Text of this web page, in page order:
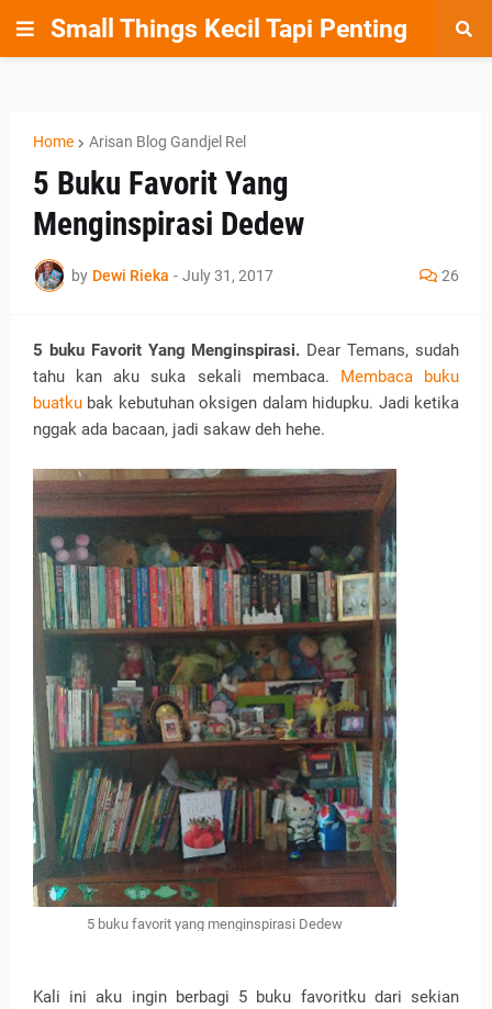
Small Things Kecil Tapi Penting
Home Arisan Blog Gandjel Rel
5 Buku Favorit Yang
Menginspirasi Dedew
by Dewi Rieka - July 31, 2017 26
5 buku Favorit Yang Menginspirasi. Dear Temans, sudah
tahu kan aku suka sekali membaca. Membaca buku
buatku bak kebutuhan oksigen dalam hidupku. Jadi ketika
nggak ada bacaan, jadi sakaw deh hehe.
5 buku favorit yang menginspirasi Dedew
Kali ini aku ingin berbagi 5 buku favoritku dari sekian